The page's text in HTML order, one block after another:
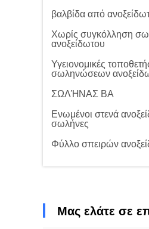
βαλβίδα από
Χωρίς συγκόλληση
ανοξείδωτου
Υγειονομικές
σωληνώσεων
ΣΩΛΉΝΑΣ BA
Ενωμένοι στενά
σωλήνες
Φύλλο σπειρών
Μας ελάτε σε